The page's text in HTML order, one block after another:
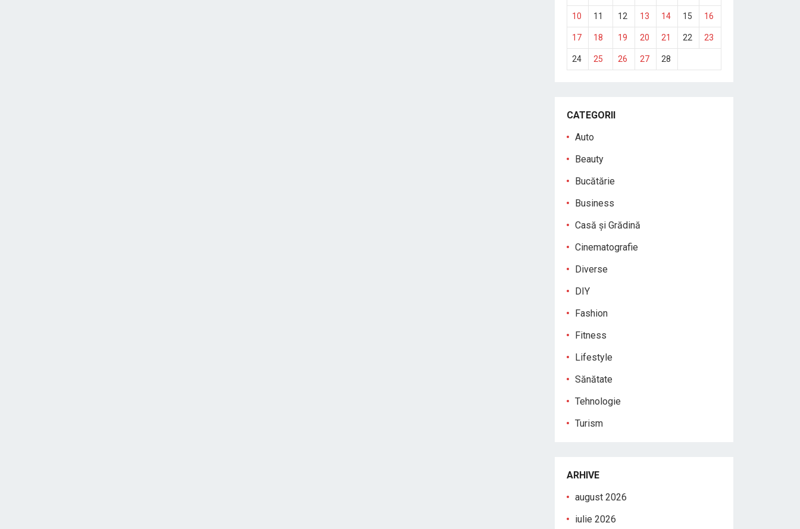
10 11 12 13 14 15 16
17 18 19 20 21 22 23
24 25 26 27 28
CATEGORII
Auto
Beauty
Bucătărie
Business
Casă și Grădină
Cinematografie
Diverse
DIY
Fashion
Fitness
Lifestyle
Sănătate
Tehnologie
Turism
ARHIVE
august 2026
iulie 2026